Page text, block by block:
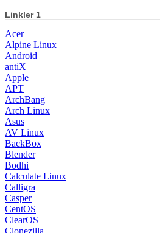
Linkler 1
Acer
Alpine Linux
Android
antiX
Apple
APT
ArchBang
Arch Linux
Asus
AV Linux
BackBox
Blender
Bodhi
Calculate Linux
Calligra
Casper
CentOS
ClearOS
Clonezilla